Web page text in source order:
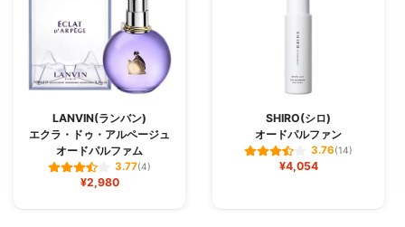
LANVIN(ランバン)
エクラ・ドゥ・アルページュ
オードパルファム
3.77(4)
¥2,980
SHIRO(シロ)
オードパルファン
3.76(14)
¥4,054